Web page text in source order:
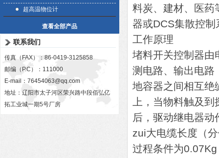
超高温物位计
查看全部产品
联系我们
传真（FAX）：86-0419-3125858
邮编（P.C）：111000
E-mail： 76454063@qq.com
地址：辽阳市太子河区荣兴路中段佰弘亿
拓工业城一期5号厂房
料炭、建材、医药
器或DCS集散控
工作原理
堵料开关控制器由
测电路、输出电路
地容器之间相互绝
上，当物料触及到
后，驱动继电器动
zui大电缆长度（
过程条件为